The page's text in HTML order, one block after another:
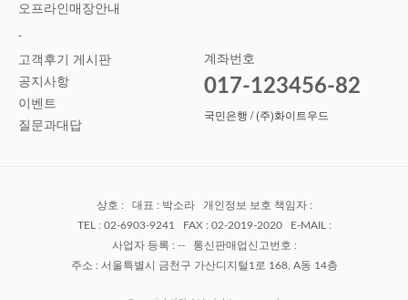
오프라인매장안내
-
고객후기 게시판
공지사항
이벤트
질문과대답
계좌번호
017-123456-82
국민은행 / (주)화이트우드
상호 : 대표 : 박소라 개인정보 보호 책임자 :
TEL : 02-6903-9241 FAX : 02-2019-2020 E-MAIL :
사업자 등록 : -- 통신판매업신고번호 :
주소 : 서울특별시 금천구 가산디지털1로 168, A동 14층